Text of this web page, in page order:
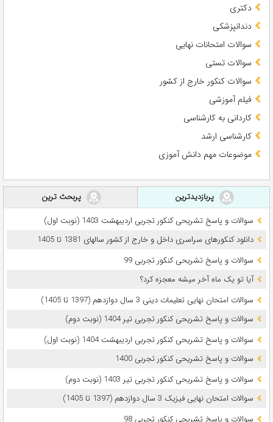
دکتری
دندانپزشکی
سوالات امتحانات نهایی
سوالات تستی
سوالات کنکور خارج از کشور
فیلم آموزشی
کاردانی به کارشناسی
کارشناسی ارشد
موضوعات مهم دانش آموزی
پربازدیدترین
پربحث ترین
سوالات و پاسخ تشریحی کنکور تجربی اردیبهشت 1403 (نوبت اول)
دانلود کنکورهای سراسری داخل و خارج از کشور سالهای 1381 تا 1405
سوالات و پاسخ تشریحی کنکور تجربی 99
آیا تو یک ماه آخر میشه معجزه کرد؟
سوالات امتحان نهایی تعلیمات دینی 3 سال دوازدهم (1397 تا 1405)
سوالات و پاسخ تشریحی کنکور تجربی تیر 1404 (نوبت دوم)
سوالات و پاسخ تشریحی کنکور تجربی اردیبهشت 1404 (نوبت اول)
سوالات و پاسخ تشریحی کنکور تجربی 1400
سوالات و پاسخ تشریحی کنکور تجربی تیر 1403 (نوبت دوم)
سوالات امتحان نهایی فیزیک 3 سال دوازدهم (1397 تا 1405)
سوالات و پاسخ تشریحی کنکور تجربی 98